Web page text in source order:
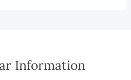
Information